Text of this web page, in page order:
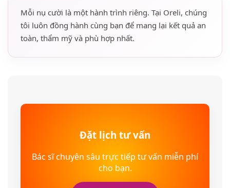
Mỗi nụ cười là một hành trình riêng. Tại Oreli, chúng
tôi luôn đồng hành cùng bạn để mang lại kết quả an
toàn, thẩm mỹ và phù hợp nhất.
Đặt lịch tư vấn
Bác sĩ chuyên sâu trực tiếp tư vấn miễn phí
cho bạn.